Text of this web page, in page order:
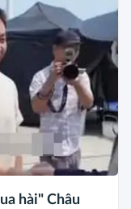
hài" Châu